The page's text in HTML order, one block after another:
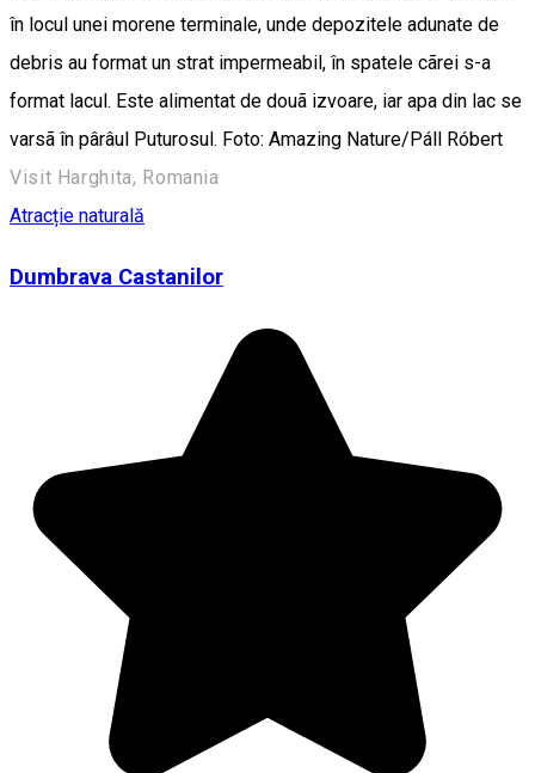
în locul unei morene terminale, unde depozitele adunate de
debris au format un strat impermeabil, în spatele cãrei s-a
format lacul. Este alimentat de douã izvoare, iar apa din lac se
varsã în pârâul Puturosul. Foto: Amazing Nature/Páll Róbert
Visit Harghita, Romania
Atracție naturală
Dumbrava Castanilor